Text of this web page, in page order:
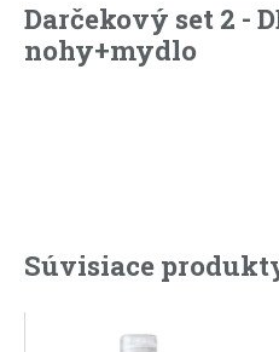
Darčekový set 2 -
nohy+mydlo
Súvisiace